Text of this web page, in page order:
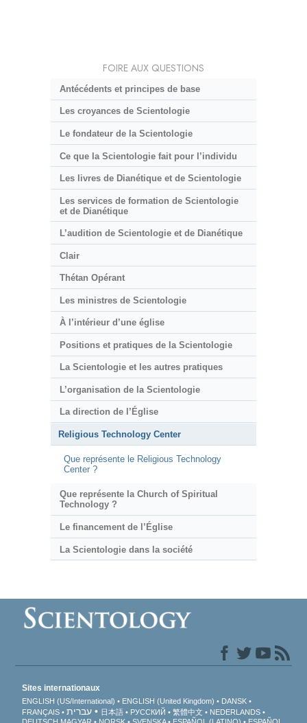
FOIRE AUX QUESTIONS
Antécédents et principes de base
Les croyances de Scientologie
Le fondateur de la Scientologie
Ce que la Scientologie fait pour l’individu
Les livres de Dianétique et de Scientologie
Les services de formation de Scientologie
et de Dianétique
L’audition de Scientologie et de Dianétique
Clair
Thétan Opérant
Les ministres de Scientologie
À l’intérieur d’une église
Positions et pratiques de la Scientologie
La Scientologie et les autres pratiques
L’organisation de la Scientologie
La direction de l’Église
Religious Technology Center
Que représente le Religious Technology
Center ?
Que représente la Church of Spiritual
Technology ?
Le financement de l’Église
La Scientologie dans la société
Sites internationaux
ENGLISH (US/International) ENGLISH (United Kingdom)
DANSK
FRANÇAIS
עברית 日本語 РУССКИЙ 繁體中文
NEDERLANDS